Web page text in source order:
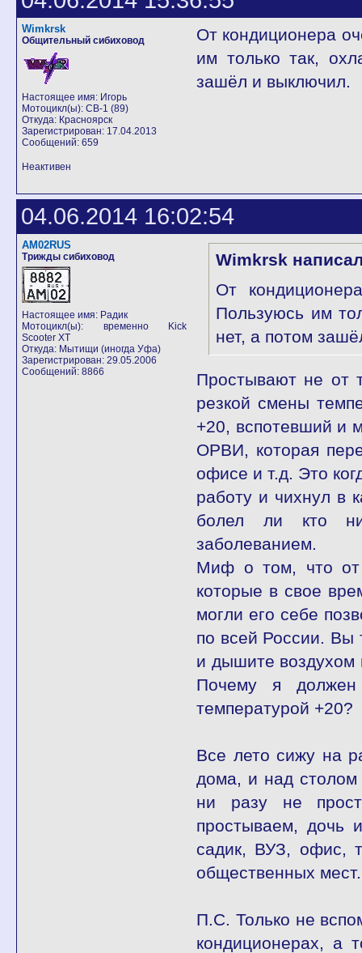
Wimkrsk
Общительный сибиховод
Настоящее имя: Игорь
Мотоцикл(ы): CB-1 (89)
Откуда: Красноярск
Зарегистрирован: 17.04.2013
Сообщений: 659
От кондиционера
им только так,
зашёл и выключил.
Неактивен
04.06.2014 16:02:54
AM02RUS
Трижды сибиховод
Настоящее имя: Радик
Мотоцикл(ы): временно Kick
Scooter XT
Откуда: Мытищи (иногда Уфа)
Зарегистрирован: 29.05.2006
Сообщений: 8866
Wimkrsk
От
Пользуюсь им
нет, а потом
Простывают не от
резкой смены
+20, вспотевший и
ОРВИ, которая
офисе и т.д. Это
работу и чихнул в
болел ли кто
заболеванием.
Миф о том, что от
которые в свое
могли его себе
по всей России. Вы
и дышите воздухом
Почему я должен
температурой +20?
Все лето сижу на
дома, и над столом
ни разу не
простываем, дочь
садик, ВУЗ, офис,
общественных мест.
П.С. Только не
кондиционерах, а